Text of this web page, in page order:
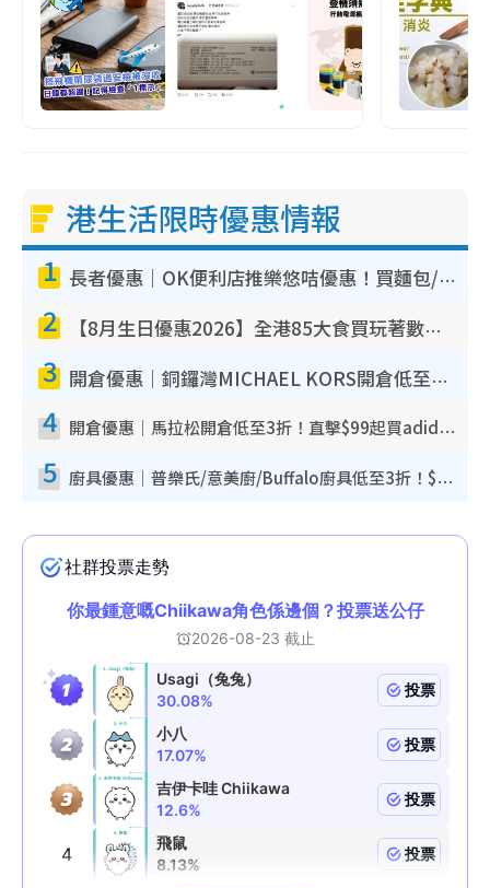
港生活限時優惠情報
1 長者優惠｜OK便利店推樂悠咭優惠！買麵包/牛奶/保健品拍卡即減
2 【8月生日優惠2026】全港85大食買玩著數攻略 自助餐/火鍋放題同行免費＋誠品/DONKI送現金券
3 開倉優惠｜銅鑼灣MICHAEL KORS開倉低至17折！直擊$500起買手袋/銀包/鞋款 必買經典Jet Set系列
4 開倉優惠｜馬拉松開倉低至3折！直擊$99起買adidas／New Balance／Puma鞋款 STANLEY保溫杯劈價至$119起
5 廚具優惠｜普樂氏/意美廚/Buffalo廚具低至3折！$89起買煎鍋／炒鑊／個人鍋 同場小家電激減至$99起